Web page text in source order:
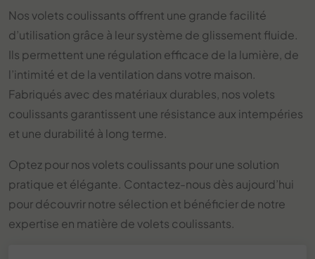
Nos volets coulissants offrent une grande facilité
d’utilisation grâce à leur système de glissement fluide.
Ils permettent une régulation efficace de la lumière, de
l’intimité et de la ventilation dans votre maison.
Fabriqués avec des matériaux durables, nos volets
coulissants garantissent une résistance aux intempéries
et une durabilité à long terme.
Optez pour nos volets coulissants pour une solution
pratique et élégante. Contactez-nous dès aujourd’hui
pour découvrir notre sélection et bénéficier de notre
expertise en matière de volets coulissants.